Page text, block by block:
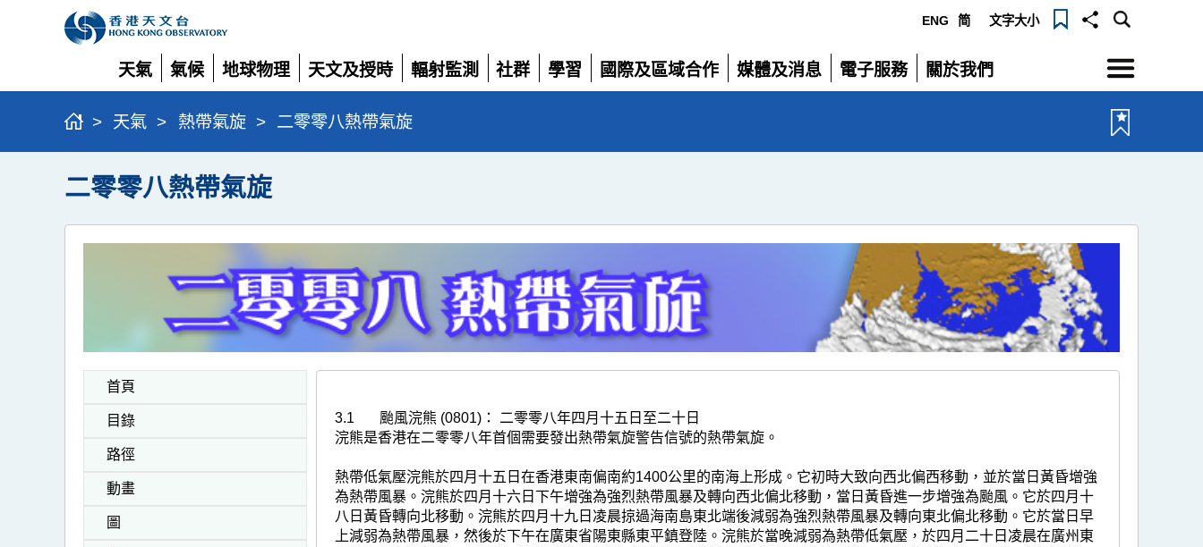
ENG 简 文字大小
天氣
展
開
氣候
展
開
地球物理
展
開
天文及授時
展
開
輻射監測
展
開
社群
展
學習
展
國際及區域合作
展
媒體及消息
展
電子服務
展
關於我們
展
選
單
> 天氣 > 熱帶氣旋 > 二零零八熱帶氣旋
二零零八熱帶氣旋
首頁
目錄
路徑
動畫
圖
3.1
颱風浣熊 (0801)： 二零零八年四月十五日至二十日
浣熊是香港在二零零八年首個需要發出熱帶氣旋警告信號的熱帶氣旋。
熱帶低氣壓浣熊於四月十五日在香港東南偏南約1400公里的南海上形成。它初時大致向西北偏西移動，並於當日黃昏增強
為熱帶風暴。浣熊於四月十六日下午增強為強烈熱帶風暴及轉向西北偏北移動，當日黃昏進一步增強為颱風。它於四月十
八日黃昏轉向北移動。浣熊於四月十九日凌晨掠過海南島東北端後減弱為強烈熱帶風暴及轉向東北偏北移動。它於當日早
上減弱為熱帶風暴，然後於下午在廣東省陽東縣東平鎮登陸。浣熊於當晚減弱為熱帶低氣壓，於四月二十日凌晨在廣州東